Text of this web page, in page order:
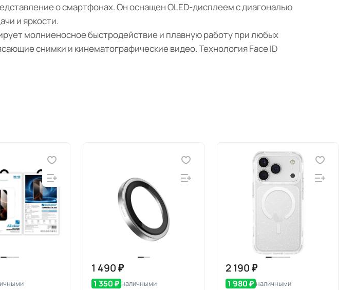
о смартфонах. Он оснащен OLED-дисплеем с диагональю
и яркости.
молниеносное быстродействие и плавную работу при любых
снимки и кинематографические видео. Технология Face ID
1 490 ₽
1 350 ₽ наличными
2 190 ₽
1 980 ₽ наличными